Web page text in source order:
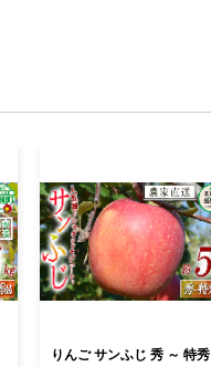
りんご サンふじ 秀 ～ 特秀